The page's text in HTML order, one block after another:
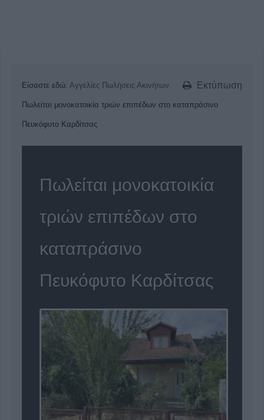
Εκτύπωση
Είσαστε εδώ: Αγγελίες Πωλήσεις Ακινήτων
Πωλείται μονοκατοικία τριών επιπέδων στο καταπράσινο
Πευκόφυτο Καρδίτσας
Πωλείται μονοκατοικία
τριών επιπέδων στο
καταπράσινο
Πευκόφυτο Καρδίτσας